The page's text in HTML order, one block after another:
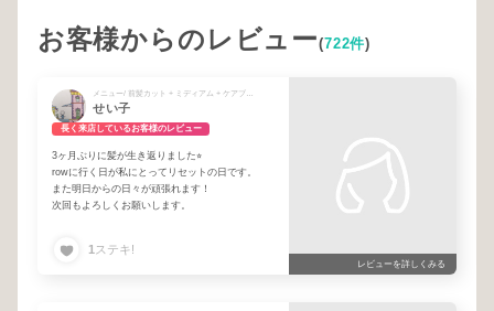
お客様からのレビュー(722件)
せい子
長く来店しているお客様のレビュー
3ヶ月ぶりに髪が生き返りました⭐︎
rowに行く日が私にとってリセットの日です。
また明日からの日々が頑張れます！
次回もよろしくお願いします。
1 ステキ!
レビューを詳しくみる